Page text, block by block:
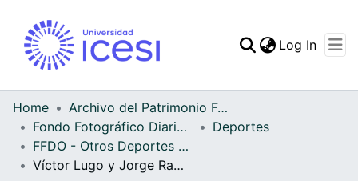
Statistics
Log In
Home
Archivo del Patrimonio Fotográfico y Fílmico del Valle del Cauca
Fondo Fotográfico Diario Occidente
Deportes
FFDO - Otros Deportes - Patrimonial
Víctor Lugo y Jorge Ramón "La Fiera" Cáceres